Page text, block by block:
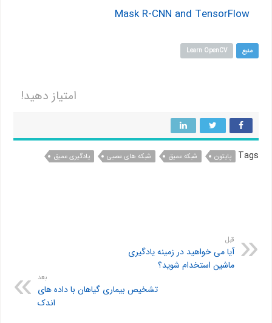
Mask R-CNN and TensorFlow
منبع Learn OpenCV
امتیاز دهید!
Tags پایتون شبکه عمیق شبکه های عصبی یادگیری عمیق
قبل
آیا می خواهید در زمینه یادگیری
ماشین استخدام شوید؟
بعد
تشخیص بیماری گیاهان با داده های
اندک